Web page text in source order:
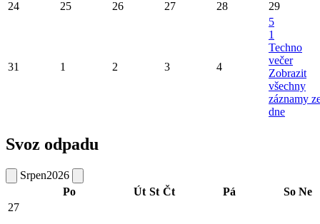
24 25 26 27 28 29
31 1 2 3 4
5
1
Techno
večer
Zobrazit
všechny
záznamy
dne
Svoz odpadu
Srpen2026
Po
Út St Čt Pá So Ne
27